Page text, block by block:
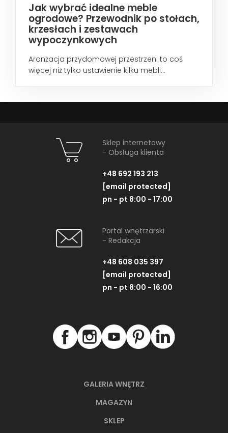
Jak wybrać idealne meble
ogrodowe? Przewodnik po stołach,
krzesłach i zestawach
wypoczynkowych
Aranżacja przydomowej przestrzeni to coś
więcej niż tylko ustawienie kilku mebli...
GALERIA WNĘTRZ
MAGAZYN
SKLEP
Sklep internetowy
- Obsługa klienta
+48 692 193 213
[email protected]
pn - pt 8:00 - 17:00
Portal wnętrzarski
- Redakcja
+48 608 035 397
[email protected]
pn - pt 8:00 - 16:00